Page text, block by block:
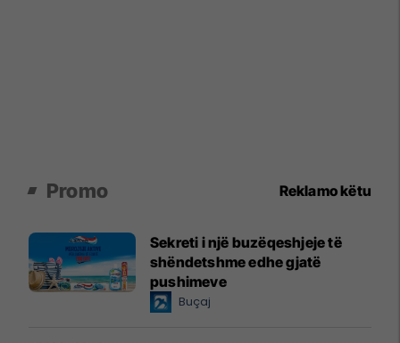
Promo Reklamo këtu
Sekreti i një buzëqeshjeje të
shëndetshme edhe gjatë
pushimeve
Buçaj